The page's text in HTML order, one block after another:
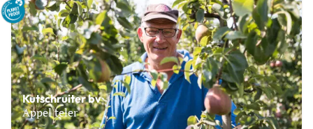
Kutschruiter bv
Appel teler